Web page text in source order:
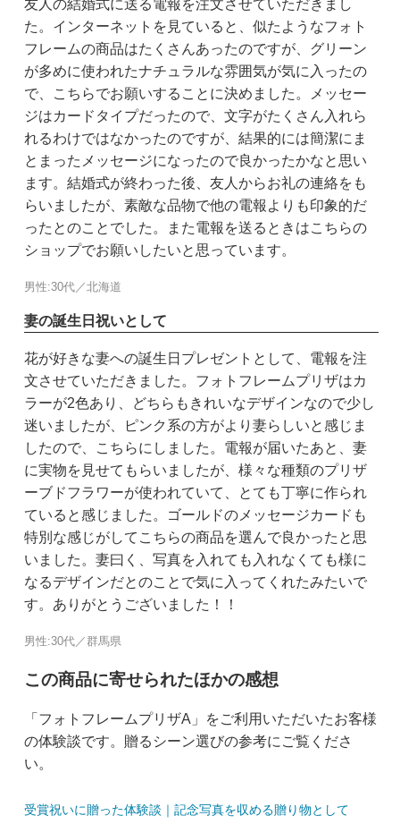
友人の結婚式に送る電報を注文させていただきまし
た。インターネットを見ていると、似たようなフォト
フレームの商品はたくさんあったのですが、グリーン
が多めに使われたナチュラルな雰囲気が気に入ったの
で、こちらでお願いすることに決めました。メッセー
ジはカードタイプだったので、文字がたくさん入れら
れるわけではなかったのですが、結果的には簡潔にま
とまったメッセージになったので良かったかなと思い
ます。結婚式が終わった後、友人からお礼の連絡をも
らいましたが、素敵な品物で他の電報よりも印象的だ
ったとのことでした。また電報を送るときはこちらの
ショップでお願いしたいと思っています。
男性:30代／北海道
妻の誕生日祝いとして
花が好きな妻への誕生日プレゼントとして、電報を注
文させていただきました。フォトフレームプリザはカ
ラーが2色あり、どちらもきれいなデザインなので少し
迷いましたが、ピンク系の方がより妻らしいと感じま
したので、こちらにしました。電報が届いたあと、妻
に実物を見せてもらいましたが、様々な種類のプリザ
ーブドフラワーが使われていて、とても丁寧に作られ
ていると感じました。ゴールドのメッセージカードも
特別な感じがしてこちらの商品を選んで良かったと思
いました。妻曰く、写真を入れても入れなくても様に
なるデザインだとのことで気に入ってくれたみたいで
す。ありがとうございました！！
男性:30代／群馬県
この商品に寄せられたほかの感想
「フォトフレームプリザA」をご利用いただいたお客様
の体験談です。贈るシーン選びの参考にご覧くださ
い。
受賞祝いに贈った体験談｜記念写真を収める贈り物として